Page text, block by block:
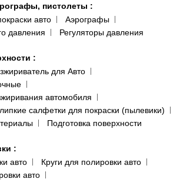
пистолеты :
авто
Аэрографы
давления
Регуляторы давления
:
для Авто
автомобиля
салфетки для покраски (пылевики)
Подготовка поверхности
:
авто
Круги для полировки авто
авто